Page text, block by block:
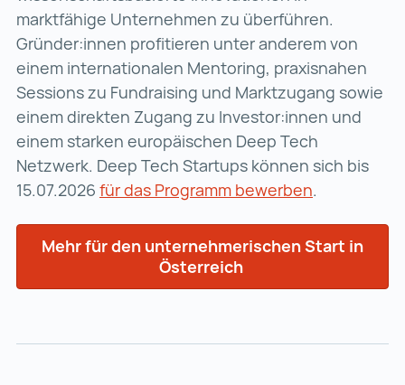
marktfähige Unternehmen zu überführen.
Gründer:innen profitieren unter anderem von
einem internationalen Mentoring, praxisnahen
Sessions zu Fundraising und Marktzugang sowie
einem direkten Zugang zu Investor:innen und
einem starken europäischen Deep Tech
Netzwerk. Deep Tech Startups können sich bis
15.07.2026 für das Programm bewerbenfür das
.
Mehr für den unternehmerischen Start in
Österreich